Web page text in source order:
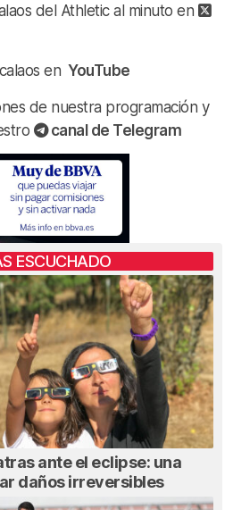
del Athletic al minuto en
en YouTube
de nuestra programación y
canal de Telegram
ESCUCHADO
ante el eclipse: una
daños irreversibles